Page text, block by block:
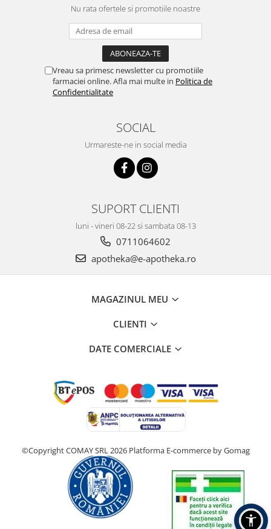
Nu rata ofertele si promotiile noastre
Vreau sa primesc newsletter cu promotiile
farmaciei online. Afla mai multe in Politica de
Confidentialitate
SOCIAL
Urmareste-ne in social media
SUPORT CLIENTI
luni - vineri 08-22 si sambata 08-13
0711064602
apotheka@e-apotheka.ro
MAGAZINUL MEU
CLIENTI
DATE COMERCIALE
©Copyright COMAY SRL 2026 Platforma E-commerce by Gomag